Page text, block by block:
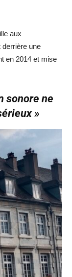
aux
une
en 2014 et mise
sonore ne
»